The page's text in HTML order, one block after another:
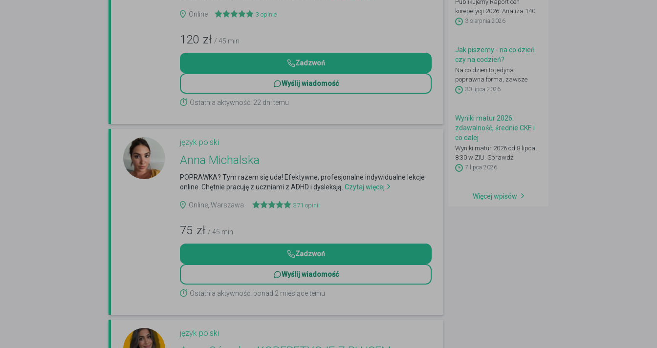
Online 3 opinie
120 zł / 45 min
Zadzwoń
Wyślij wiadomość
Ostatnia aktywność: 22 dni temu
język polski
Anna Michalska
POPRAWKA? Tym razem się uda! Efektywne, profesjonalne indywidualne lekcje
online. Chętnie pracuję z uczniami z ADHD i dysleksją. Czytaj więcej
Online, Warszawa 371 opinii
75 zł / 45 min
Zadzwoń
Wyślij wiadomość
Ostatnia aktywność: ponad 2 miesiące temu
język polski
Publikujemy Raport cen
korepetycji 2026. Analiza 140
648 ogłoszeń: 22 przedmioty,
3 sierpnia 2026
Jak piszemy - na co dzień
czy na codzień?
Na co dzień to jedyna
poprawna forma, zawsze
pisana rozdzielnie. „Na
30 lipca 2026
Wyniki matur 2026:
zdawalność, średnie CKE i
co dalej
Wyniki matur 2026 od 8 lipca,
8:30 w ZIU. Sprawdź
zdawalność, średnie CKE i co
7 lipca 2026
Więcej wpisów